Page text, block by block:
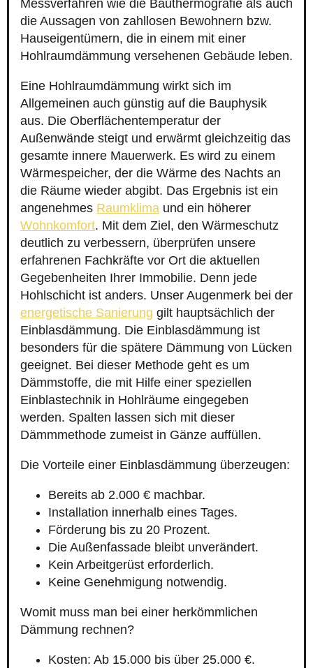
Messverfahren wie die Bauthermografie als auch
die Aussagen von zahllosen Bewohnern bzw.
Hauseigentümern, die in einem mit einer
Hohlraumdämmung versehenen Gebäude leben.
Eine Hohlraumdämmung wirkt sich im
Allgemeinen auch günstig auf die Bauphysik
aus. Die Oberflächentemperatur der
Außenwände steigt und erwärmt gleichzeitig das
gesamte innere Mauerwerk. Es wird zu einem
Wärmespeicher, der die Wärme des Nachts an
die Räume wieder abgibt. Das Ergebnis ist ein
angenehmes Raumklima und ein höherer
Wohnkomfort. Mit dem Ziel, den Wärmeschutz
deutlich zu verbessern, überprüfen unsere
erfahrenen Fachkräfte vor Ort die aktuellen
Gegebenheiten Ihrer Immobilie. Denn jede
Hohlschicht ist anders. Unser Augenmerk bei der
energetische Sanierung gilt hauptsächlich der
Einblasdämmung. Die Einblasdämmung ist
besonders für die spätere Dämmung von Lücken
geeignet. Bei dieser Methode geht es um
Dämmstoffe, die mit Hilfe einer speziellen
Einblastechnik in Hohlräume eingegeben
werden. Spalten lassen sich mit dieser
Dämmmethode zumeist in Gänze auffüllen.
Die Vorteile einer Einblasdämmung überzeugen:
Bereits ab 2.000 € machbar.
Installation innerhalb eines Tages.
Förderung bis zu 20 Prozent.
Die Außenfassade bleibt unverändert.
Kein Arbeitgerüst erforderlich.
Keine Genehmigung notwendig.
Womit muss man bei einer herkömmlichen
Dämmung rechnen?
Kosten: Ab 15.000 bis über 25.000 €.